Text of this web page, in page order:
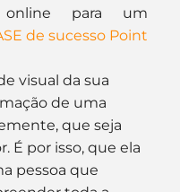
online para um
de sucesso Point
visual da sua
de uma
que seja
É por isso, que ela
pessoa que